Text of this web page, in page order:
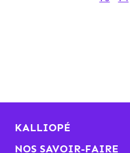
KALLIOPÉ
NOS SAVOIR-FAIRE